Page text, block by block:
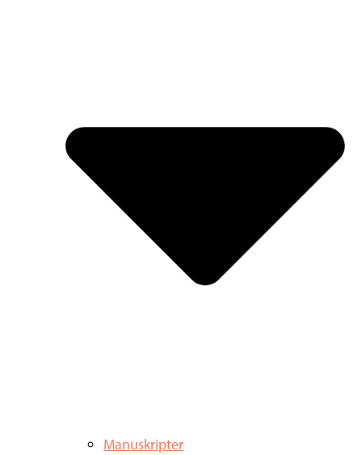
Manuskripter